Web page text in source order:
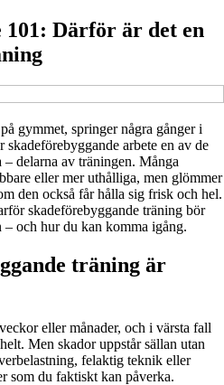
101: Därför är det en
gymmet, springer några gånger i
arbete en av de
delarna av träningen. Många
eller mer uthålliga, men glömmer
den också får hålla sig frisk och hel.
skadeförebyggande träning bör
och hur du kan komma igång.
träning är
eller månader, och i värsta fall
Men skador uppstår sällan utan
felaktig teknik eller
som du faktiskt kan påverka.